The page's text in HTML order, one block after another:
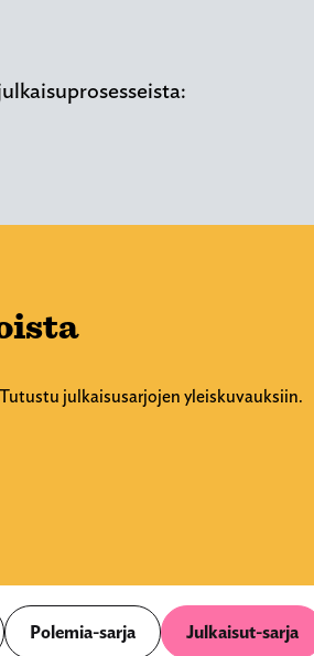
julkaisusarjojen yleiskuvauksiin.
Polemia-sarja Julkaisut-sarja